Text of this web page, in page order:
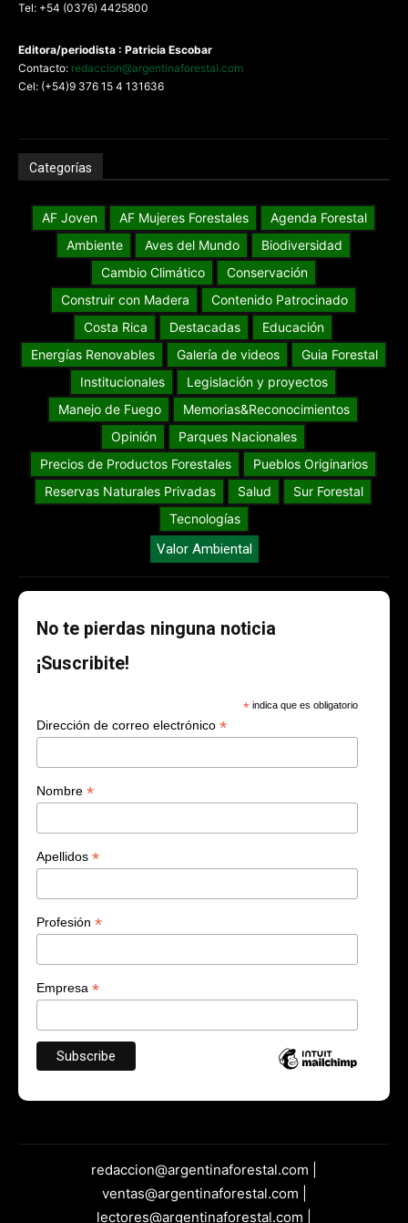
Tel: +54 (0376) 4425800
Editora/periodista : Patricia Escobar
Contacto: redaccion@argentinaforestal.com
Cel: (+54)9 376 15 4 131636
Categorías
AF Joven AF Mujeres Forestales
Agenda Forestal
Ambiente
Aves del Mundo
Biodiversidad
Cambio Climático
Conservación
Construir con Madera
Contenido Patrocinado
Costa Rica
Destacadas
Educación
Energías Renovables
Galería de videos
Guia Forestal
Institucionales
Legislación y proyectos
Manejo de Fuego
Memorias&Reconocimientos
Opinión
Parques Nacionales
Precios de Productos Forestales
Pueblos Originarios
Reservas Naturales Privadas
Salud
Sur Forestal
Tecnologías
Valor Ambiental
No te pierdas ninguna noticia
¡Suscribite!
* indica que es obligatorio
Dirección de correo electrónico *
Nombre *
Apellidos *
Profesión *
Empresa *
redaccion@argentinaforestal.com |
ventas@argentinaforestal.com |
lectores@argentinaforestal.com |